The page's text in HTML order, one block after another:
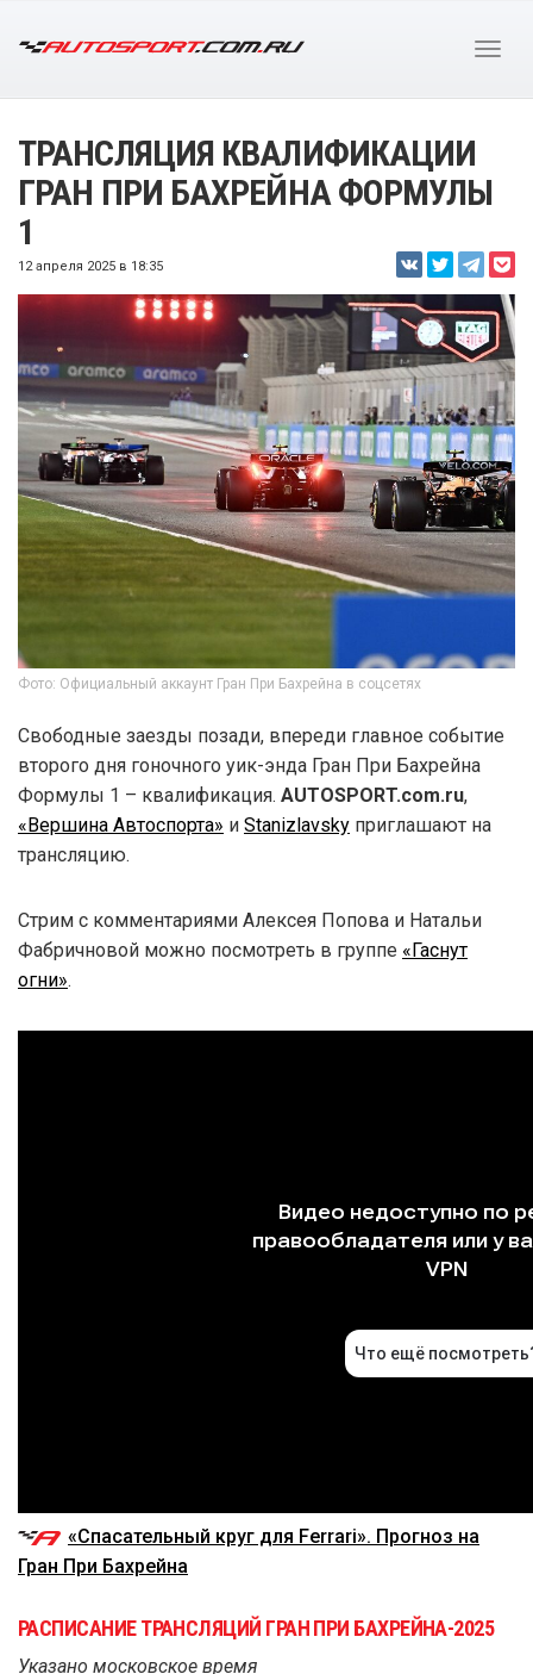
ТРАНСЛЯЦИЯ КВАЛИФИКАЦИИ
ГРАН ПРИ БАХРЕЙНА ФОРМУЛЫ
1
12 апреля 2025 в 18:35
Фото: Официальный аккаунт Гран При Бахрейна в соцсетях
Свободные заезды позади, впереди главное событие
второго дня гоночного уик-энда Гран При Бахрейна
Формулы 1 – квалификация. AUTOSPORT.com.ru,
«Вершина Автоспорта» и Stanizlavsky приглашают на
трансляцию.
Стрим с комментариями Алексея Попова и Натальи
Фабричновой можно посмотреть в группе «Гаснут
огни».
«Спасательный круг для Ferrari». Прогноз на
Гран При Бахрейна
РАСПИСАНИЕ ТРАНСЛЯЦИЙ ГРАН ПРИ БАХРЕЙНА-2025
Указано московское время